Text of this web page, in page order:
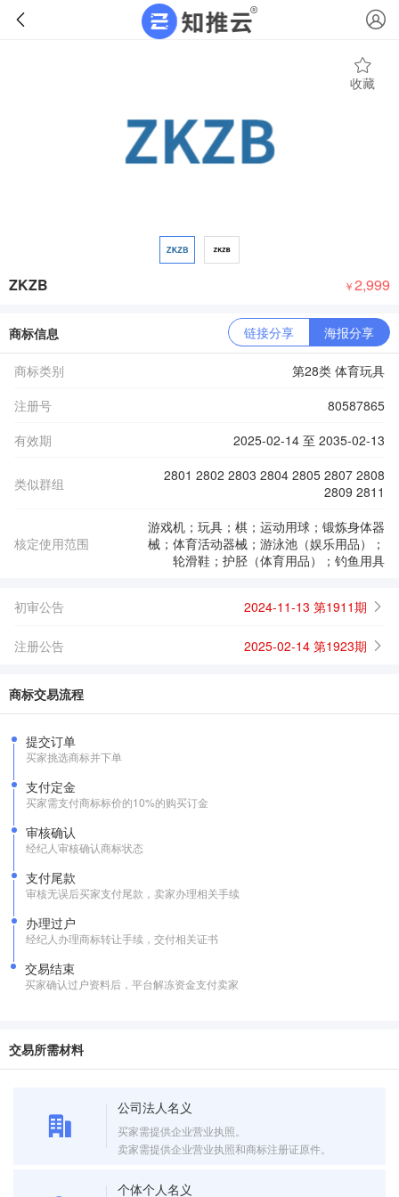
收藏
ZKZB ￥2,999
商标信息 链接分享 海报分享
商标类别
第28类 体育玩具
注册号
80587865
有效期
2025-02-14 至 2035-02-13
类似群组
2801 2802 2803 2804 2805 2807 2808
2809 2811
核定使用范围
游戏机；玩具；棋；运动用球；锻炼身体器
械；体育活动器械；游泳池（娱乐用品）；
轮滑鞋；护胫（体育用品）；钓鱼用具
初审公告 2024-11-13 第1911期
注册公告 2025-02-14 第1923期
商标交易流程
提交订单
买家挑选商标并下单
支付定金
买家需支付商标标价的10%的购买订金
审核确认
经纪人审核确认商标状态
支付尾款
审核无误后买家支付尾款，卖家办理相关手续
办理过户
经纪人办理商标转让手续，交付相关证书
交易结束
买家确认过户资料后，平台解冻资金支付卖家
交易所需材料
公司法人名义
买家需提供企业营业执照。
卖家需提供企业营业执照和商标注册证原件。
个体个人名义